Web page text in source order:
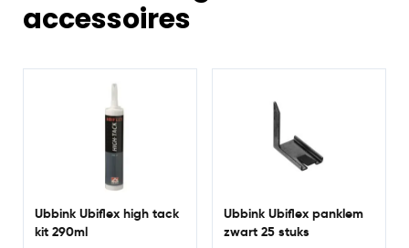
accessoires
Ubbink Ubiflex high tack
kit 290ml
Ubbink Ubiflex panklem
zwart 25 stuks